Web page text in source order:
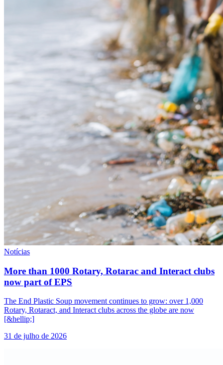
Notícias
More than 1000 Rotary, Rotarac and Interact clubs
now part of EPS
The End Plastic Soup movement continues to grow: over 1,000
Rotary, Rotaract, and Interact clubs across the globe are now
[&hellip;]
31 de julho de 2026